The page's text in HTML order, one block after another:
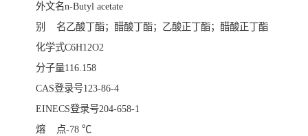
外文名n-Butyl acetate
别 名乙酸丁酯；醋酸丁酯；乙酸正丁酯；醋酸正丁酯
化学式C6H12O2
分子量116.158
CAS登录号123-86-4
EINECS登录号204-658-1
熔 点-78 ℃